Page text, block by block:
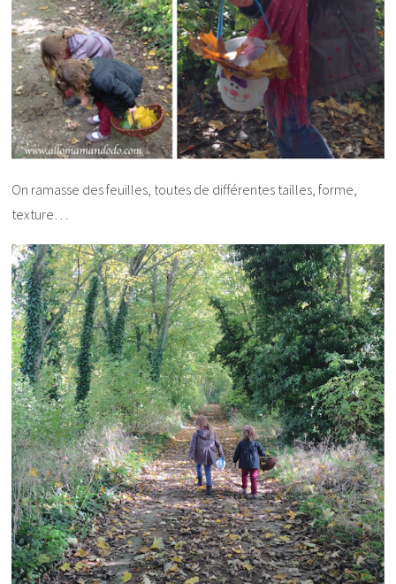
On ramasse des feuilles, toutes de différentes tailles, forme,
texture…